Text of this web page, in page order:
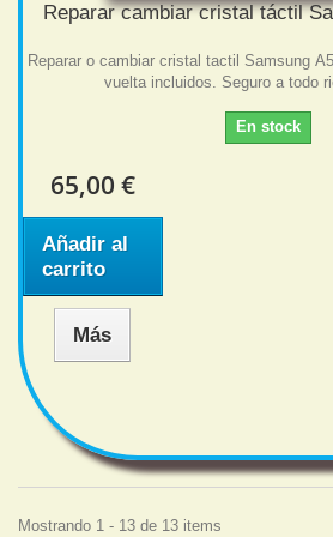
Reparar cambiar cristal táctil
Reparar o cambiar cristal tactil Samsung
vuelta incluidos. Seguro a todo
En stock
65,00 €
Añadir al
carrito
Más
Mostrando 1 - 13 de 13 items